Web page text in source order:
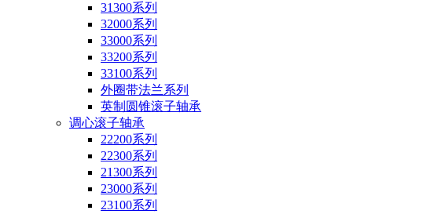
31300系列
32000系列
33000系列
33200系列
33100系列
外圈带法兰系列
英制圆锥滚子轴承
调心滚子轴承
22200系列
22300系列
21300系列
23000系列
23100系列